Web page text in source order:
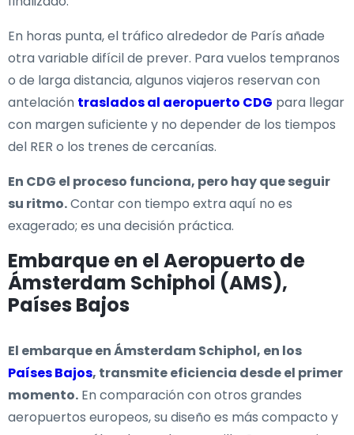
En horas punta, el tráfico alrededor de París añade
otra variable difícil de prever. Para vuelos tempranos
o de larga distancia, algunos viajeros reservan con
antelación traslados al aeropuerto CDG para llegar
con margen suficiente y no depender de los tiempos
del RER o los trenes de cercanías.
En CDG el proceso funciona, pero hay que seguir
su ritmo.Contar con tiempo extra aquí no es
exagerado; es una decisión práctica.
Embarque en el Aeropuerto de
Ámsterdam Schiphol (AMS),
Países Bajos
El embarque en Ámsterdam Schiphol, en los
Países Bajos, transmite eficiencia desde el primer
momento. En comparación con otros grandes
aeropuertos europeos, su diseño es más compacto y